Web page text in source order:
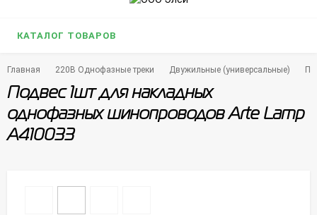
КАТАЛОГ ТОВАРОВ
Главная 220В Однофазные треки Двужильные (универсальные)
Подвес 1шт для накладных
однофазных шинопроводов Arte Lamp
A410033